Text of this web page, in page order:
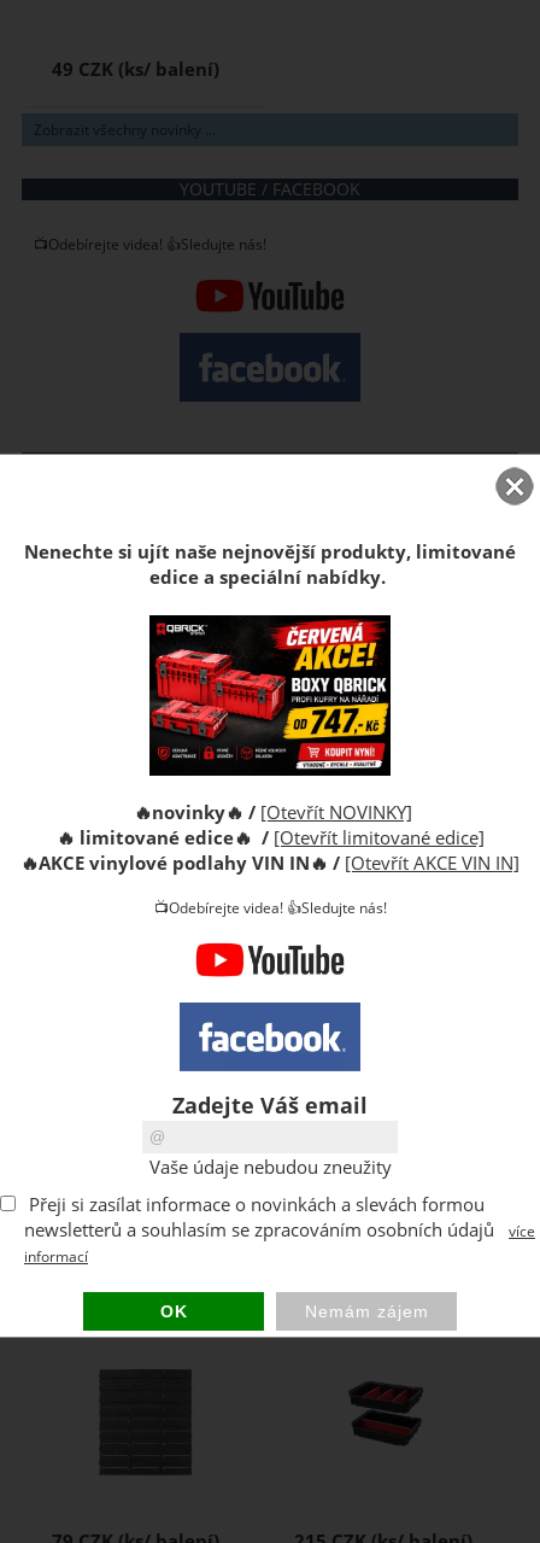
49 CZK
Zobrazit všechny novinky ...
YOUTUBE / FACEBOOK
📺Odebírejte videa! 👍Sledujte nás!
DOPRAVA ZDARMA
AKCE
Podlaha vinylová plovoucí Click
Podlaha vinylová plovoucí Click
1 589 CZK
Kufr Qbrick System ONE 200 1.0
Vario RED
Kufr Neo Tools Box 450 NEO 2.0
900 CZK
Zobrazit všechny akce ...
Nástěnný panel do dílny Fixing
Zásobníky Custom Toolbox Shelf
Set Qbrick System ONE
Nenechte si ujít naše nejnovější produkty, limitované
edice a speciální nabídky.
🔥novinky🔥 / [Otevřít NOVINKY]
🔥 limitované edice🔥 / [Otevřít limitované edice]
🔥AKCE vinylové podlahy VIN IN🔥 / [Otevřít AKCE VIN IN]
📺Odebírejte videa! 👍Sledujte nás!
Zadejte Váš email
Vaše údaje nebudou zneužity
Přeji si zasílat informace o novinkách a slevách formou
newsletterů a souhlasím se zpracováním osobních údajů
více
informací